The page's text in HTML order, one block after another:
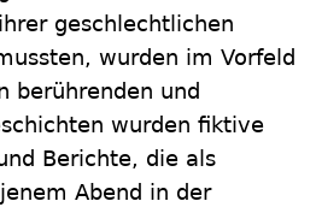
geschlechtlichen
wurden im Vorfeld
berührenden und
wurden fiktive
Berichte, die als
Abend in der